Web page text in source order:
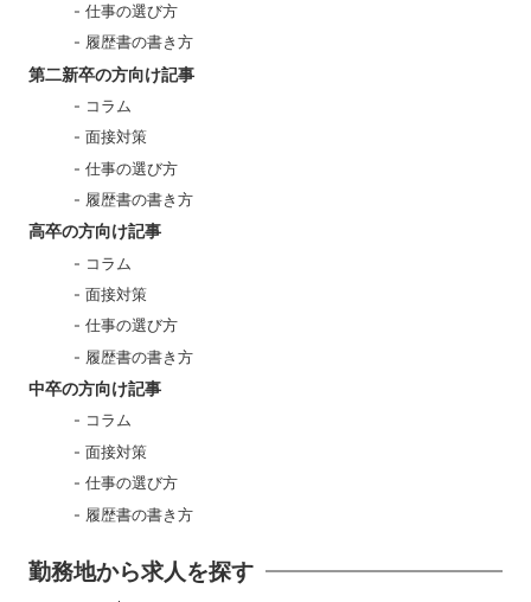
仕事の選び方
履歴書の書き方
第二新卒の方向け記事
コラム
面接対策
仕事の選び方
履歴書の書き方
高卒の方向け記事
コラム
面接対策
仕事の選び方
履歴書の書き方
中卒の方向け記事
コラム
面接対策
仕事の選び方
履歴書の書き方
勤務地から求人を探す